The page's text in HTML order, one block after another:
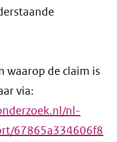
waarop de claim is
via:
nl-
67865a334606f8